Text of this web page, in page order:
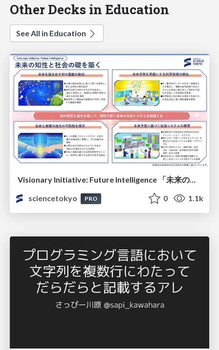
Other Decks in Education
See All in Education
sciencetokyo
PRO 0 1.1k